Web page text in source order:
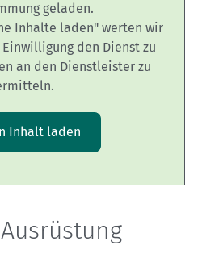
geladen.
Inhalte laden" werten wir
den Dienst zu
an den Dienstleister zu
Inhalt laden